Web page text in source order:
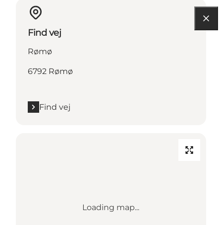
Find vej
Rømø
6792 Rømø
Find vej
Loading map...